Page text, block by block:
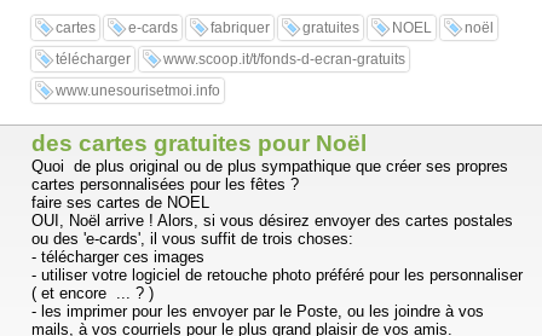
cartes e-cards fabriquer gratuites NOEL
noël
télécharger
www.scoop.it/t/fonds-d-ecran-gratuits
www.unesourisetmoi.info
des cartes gratuites pour Noël
Quoi de plus original ou de plus sympathique que créer ses propres
cartes personnalisées pour les fêtes ?
faire ses cartes de NOEL
OUI, Noël arrive ! Alors, si vous désirez envoyer des cartes postales
ou des 'e-cards', il vous suffit de trois choses:
- télécharger ces images
- utiliser votre logiciel de retouche photo préféré pour les personnaliser
( et encore ... ? )
- les imprimer pour les envoyer par le Poste, ou les joindre à vos
mails, à vos courriels pour le plus grand plaisir de vos amis.